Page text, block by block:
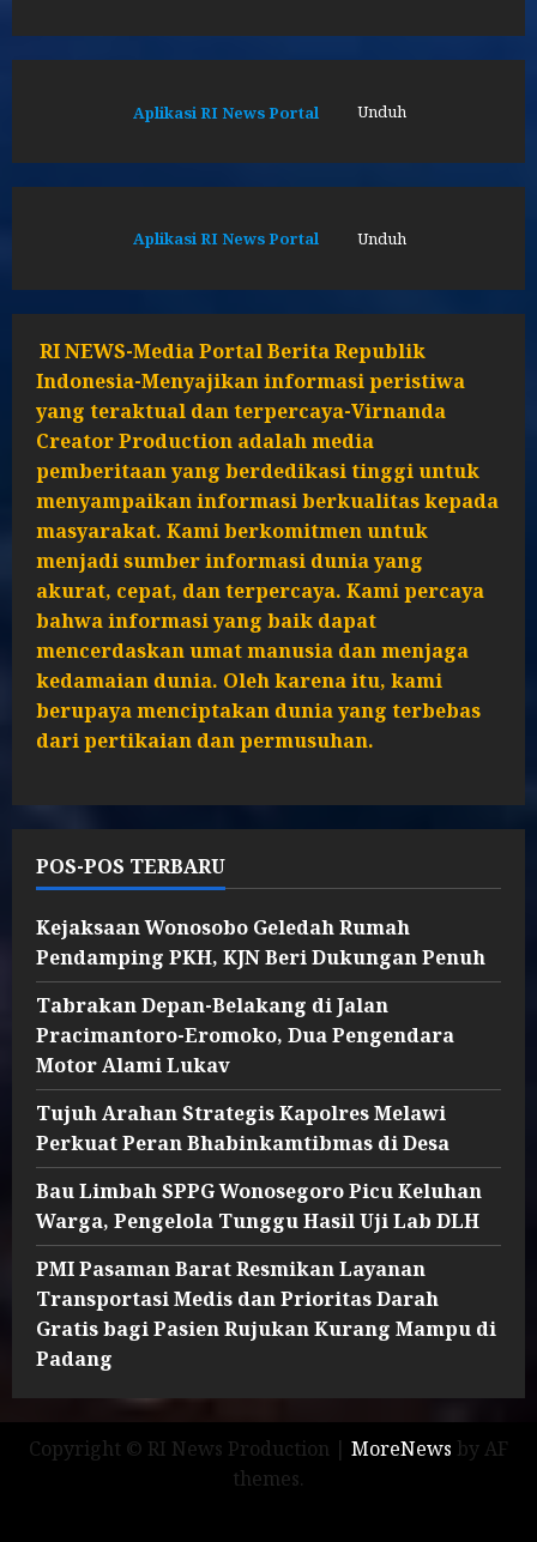
Aplikasi RI News Portal Unduh
Aplikasi RI News Portal Unduh
RI NEWS-Media Portal Berita Republik
Indonesia-Menyajikan informasi peristiwa
yang teraktual dan terpercaya-Virnanda
Creator Production adalah media
pemberitaan yang berdedikasi tinggi untuk
menyampaikan informasi berkualitas kepada
masyarakat. Kami berkomitmen untuk
menjadi sumber informasi dunia yang
akurat, cepat, dan terpercaya. Kami percaya
bahwa informasi yang baik dapat
mencerdaskan umat manusia dan menjaga
kedamaian dunia. Oleh karena itu, kami
berupaya menciptakan dunia yang terbebas
dari pertikaian dan permusuhan.
POS-POS TERBARU
Kejaksaan Wonosobo Geledah Rumah
Pendamping PKH, KJN Beri Dukungan Penuh
Tabrakan Depan-Belakang di Jalan
Pracimantoro-Eromoko, Dua Pengendara
Motor Alami Lukav
Tujuh Arahan Strategis Kapolres Melawi
Perkuat Peran Bhabinkamtibmas di Desa
Bau Limbah SPPG Wonosegoro Picu Keluhan
Warga, Pengelola Tunggu Hasil Uji Lab DLH
PMI Pasaman Barat Resmikan Layanan
Transportasi Medis dan Prioritas Darah
Gratis bagi Pasien Rujukan Kurang Mampu di
Padang
Copyright © RI News Production | MoreNews by AF
themes.